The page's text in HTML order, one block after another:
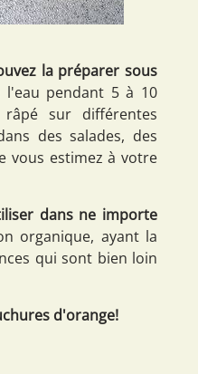
la préparer sous
pendant 5 à 10
râpé sur différentes
des salades, des
vous estimez à votre
dans ne importe
organique, ayant la
qui sont bien loin
d'orange!